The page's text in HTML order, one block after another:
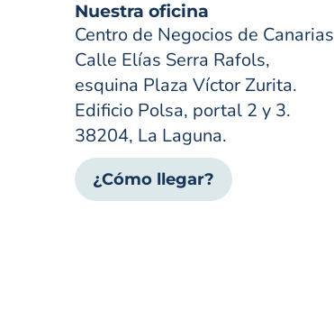
Nuestra oficina
Centro de Negocios de Canarias
Calle Elías Serra Rafols,
esquina Plaza Víctor Zurita.
Edificio Polsa, portal 2 y 3.
38204, La Laguna.
¿Cómo llegar?